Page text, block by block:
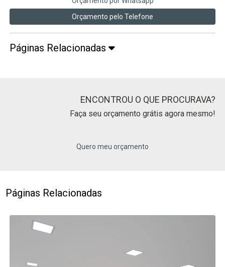
Orçamento pelo Telefone
Páginas Relacionadas
ENCONTROU O QUE PROCURAVA?
Faça seu orçamento grátis agora mesmo!
Quero meu orçamento
Páginas Relacionadas